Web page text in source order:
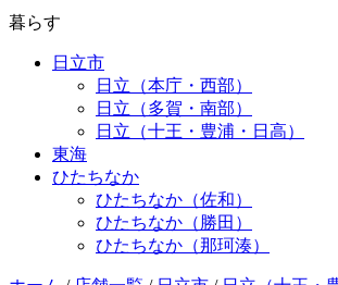
暮らす
日立市
日立（本庁・西部）
日立（多賀・南部）
日立（十王・豊浦・日高）
東海
ひたちなか
ひたちなか（佐和）
ひたちなか（勝田）
ひたちなか（那珂湊）